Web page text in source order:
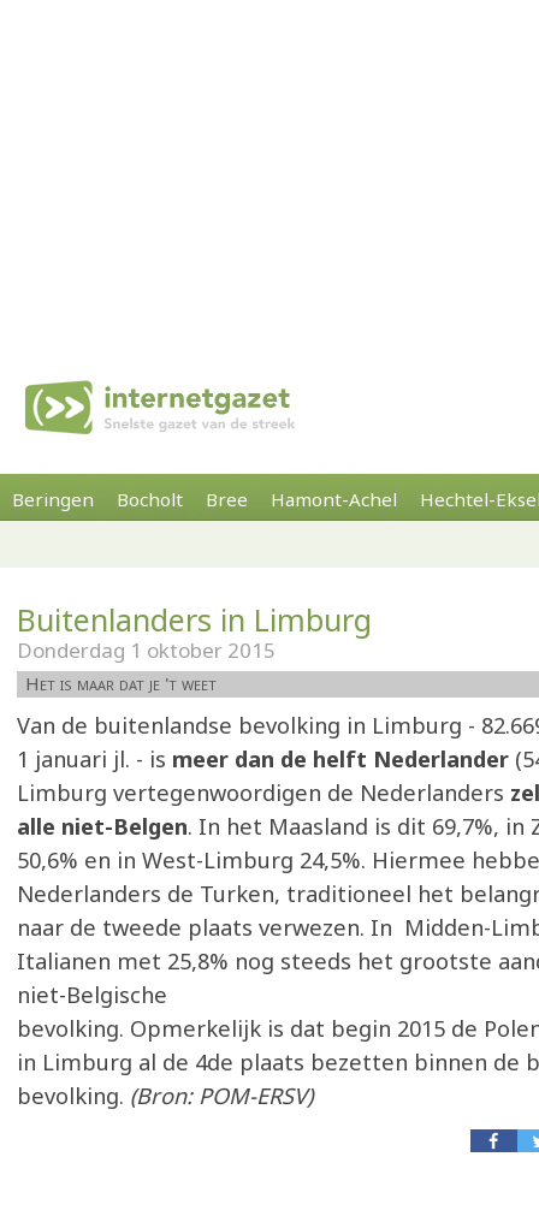
Beringen Bocholt Bree Hamont-Achel Hechtel-
Buitenlanders in Limburg
Donderdag 1 oktober 2015
Het is maar dat je 't weet
Van de buitenlandse bevolking in Limburg -
1 januari jl. - is meer dan de helft Nederlander
Limburg vertegenwoordigen de Nederlanders
alle niet-Belgen. In het Maasland is dit 69,7%, in
50,6% en in West-Limburg 24,5%. Hiermee
Nederlanders de Turken, traditioneel het
naar de tweede plaats verwezen. In Midden-
Italianen met 25,8% nog steeds het grootste
niet-Belgische
bevolking. Opmerkelijk is dat begin 2015 de
in Limburg al de 4de plaats bezetten binnen de
bevolking. (Bron: POM-ERSV)